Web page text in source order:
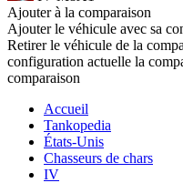
Ajouter à la comparaison
Ajouter le véhicule avec sa
Retirer le véhicule de la
configuration actuelle la
comparaison
Accueil
Tankopedia
États-Unis
Chasseurs de chars
IV